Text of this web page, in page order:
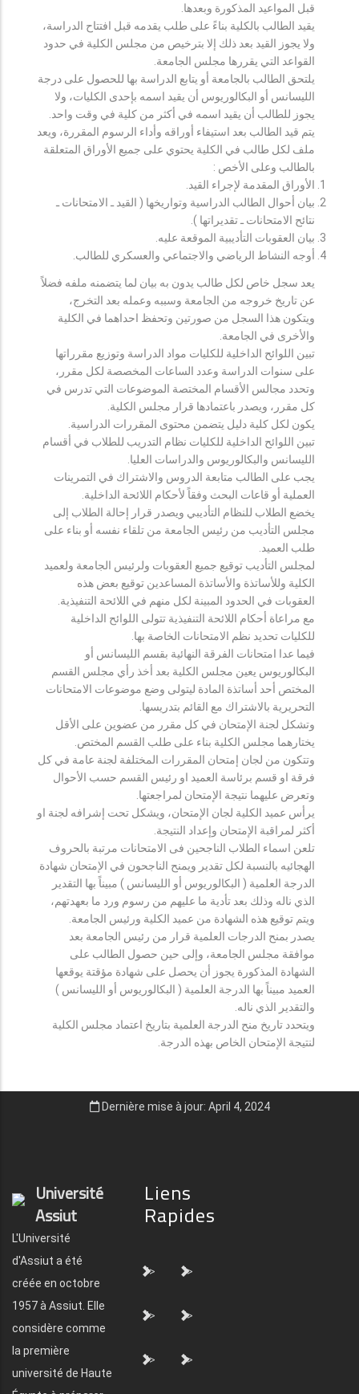
قبل المواعيد المذكورة وبعدها.
يقيد الطالب بالكلية بناءً على طلب يقدمه قبل افتتاح الدراسة،
ولا يجوز القيد بعد ذلك إلا بترخيص من مجلس الكلية في حدود
القواعد التي يقررها مجلس الجامعة.
يلتحق الطالب بالجامعة أو يتابع الدراسة بها للحصول على درجة
الليسانس أو البكالوريوس أن يقيد اسمه بإحدى الكليات، ولا
يجوز للطالب أن يقيد اسمه في أكثر من كلية في وقت واحد.
يتم قيد الطالب بعد استيفاء أوراقه وأداء الرسوم المقررة، ويعد
ملف لكل طالب في الكلية يحتوي على جميع الأوراق المتعلقة
بالطالب وعلى الأخص :
الأوراق المقدمة لإجراء القيد.
بيان أحوال الطالب الدراسية وتواريخها ( القيد ـ الامتحانات ـ
نتائح الامتحانات ـ تقديراتها ).
بيان العقوبات التأديبية الموقعة عليه.
أوجه النشاط الرياضي والاجتماعي والعسكري للطالب.
يعد سجل خاص لكل طالب يدون به بيان لما يتضمنه ملفه فضلاً
عن تاريخ خروجه من الجامعة وسببه وعمله بعد التخرج،
ويتكون هذا السجل من صورتين وتحفظ احداهما في الكلية
والأخرى في الجامعة.
تبين اللوائح الداخلية للكليات مواد الدراسة وتوزيع مقرراتها
على سنوات الدراسة وعدد الساعات المخصصة لكل مقرر،
وتحدد مجالس الأقسام المختصة الموضوعات التي تدرس في
كل مقرر، ويصدر باعتمادها قرار مجلس الكلية.
يكون لكل كلية دليل يتضمن محتوى المقررات الدراسية.
تبين اللوائح الداخلية للكليات نظام التدريب للطلاب في أقسام
الليسانس والبكالوريوس والدراسات العليا.
يجب على الطالب متابعة الدروس والاشتراك في التمرينات
العملية أو قاعات البحث وفقاً لأحكام اللائحة الداخلية.
يخضع الطلاب للنظام التأديبي ويصدر قرار إحالة الطلاب إلى
مجلس التأديب من رئيس الجامعة من تلقاء نفسه أو بناء على
طلب العميد.
لمجلس التأديب توقيع جميع العقوبات ولرئيس الجامعة ولعميد
الكلية وللأساتذة والأساتذة المساعدين توقيع بعض هذه
العقوبات في الحدود المبينة لكل منهم في اللائحة التنفيذية.
مع مراعاة أحكام اللائحة التنفيذية تتولى اللوائح الداخلية
للكليات تحديد نظم الامتحانات الخاصة بها.
فيما عدا امتحانات الفرقة النهائية بقسم الليسانس أو
البكالوريوس يعين مجلس الكلية بعد أخذ رأي مجلس القسم
المختص أحد أساتذة المادة ليتولى وضع موضوعات الامتحانات
التحريرية بالاشتراك مع القائم بتدريسها.
وتشكل لجنة الإمتحان في كل مقرر من عضوين على الأقل
يختارهما مجلس الكلية بناء على طلب القسم المختص.
وتتكون من لجان إمتحان المقررات المختلفة لجنة عامة في كل
فرقة او قسم برئاسة العميد او رئيس القسم حسب الأحوال
وتعرض عليهما نتيجة الإمتحان لمراجعتها.
يرأس عميد الكلية لجان الإمتحان، ويشكل تحت إشرافه لجنة او
أكثر لمراقبة الإمتحان وإعداد النتيجة.
تلعن اسماء الطلاب الناجحين فى الامتحانات مرتبة بالحروف
الهجائيه بالنسبة لكل تقدير ويمنح الناجحون في الإمتحان شهادة
الدرجة العلمية ( البكالوريوس أو الليسانس ) مبيناً بها التقدير
الذي ناله وذلك بعد تأدية ما عليهم من رسوم ورد ما بعهدتهم،
ويتم توقيع هذه الشهادة من عميد الكلية ورئيس الجامعة.
يصدر بمنح الدرجات العلمية قرار من رئيس الجامعة بعد
موافقة مجلس الجامعة، وإلى حين حصول الطالب على
الشهادة المذكورة يجوز أن يحصل على شهادة مؤقتة يوقعها
العميد مبيناً بها الدرجة العلمية ( البكالوريوس أو الليسانس )
والتقدير الذي ناله.
ويتحدد تاريخ منح الدرجة العلمية بتاريخ اعتماد مجلس الكلية
لنتيجة الإمتحان الخاص بهذه الدرجة.
Dernière mise à jour: April 4, 2024
Université
Assiut
L'Université
d'Assiut a été
créée en octobre
1957 à Assiut. Elle
considère comme
la première
université de Haute
Liens
Rapides
"> ">
"> ">
"> ">